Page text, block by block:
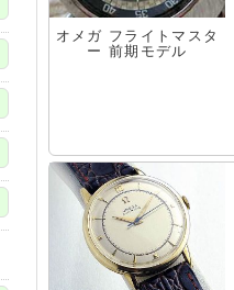
オメガ フライトマスタ
ー 前期モデル